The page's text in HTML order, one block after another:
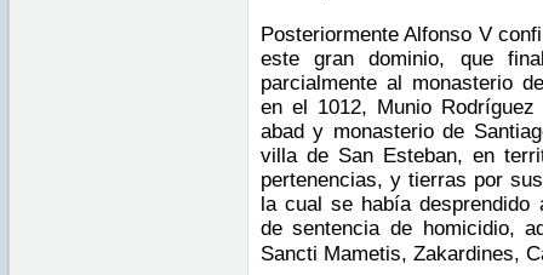
Posteriormente Alfonso V
este gran dominio, que
parcialmente al monasterio
en el 1012, Munio
abad y monasterio de
villa de San Esteban, en
pertenencias, y tierras por
la cual se había desprendido
de sentencia de homicidio,
Sancti Mametis, Zakardines,